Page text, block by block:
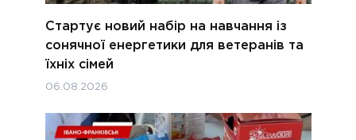
Стартує новий набір на навчання із
сонячної енергетики для ветеранів та
їхніх сімей
06.08.2026